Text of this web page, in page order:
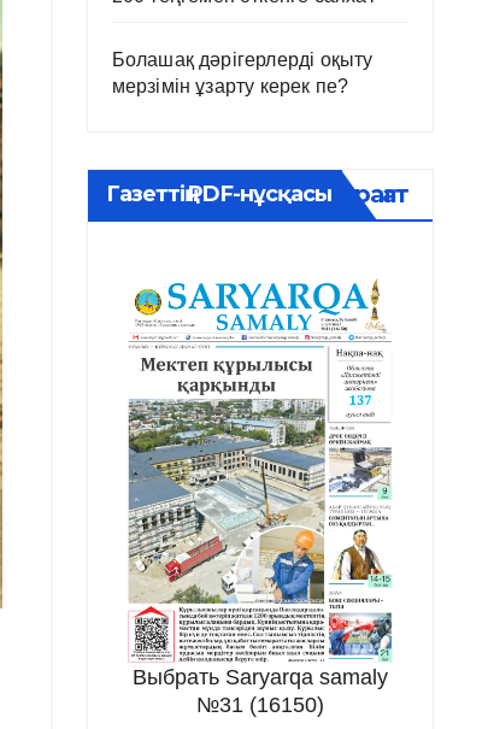
Болашақ дәрігерлерді оқыту
мерзімін ұзарту керек пе?
Газеттің PDF-нұсқасыМұрағат
Выбрать Saryarqa samaly
№31 (16150)